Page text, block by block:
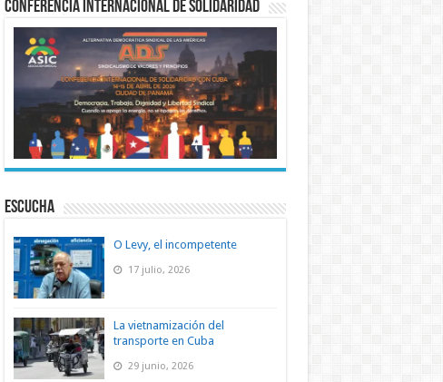
Conferencia Internacional de Solidaridad
ESCUCHA
O Levy, el incompetente
17 julio, 2026
La vietnamización del
transporte en Cuba
29 junio, 2026